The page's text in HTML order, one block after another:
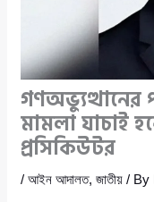
গণঅভ্যুত্থানের
মামলা যাচাই
প্রসিকিউটর
/আইন আদালত,জাতীয় / By